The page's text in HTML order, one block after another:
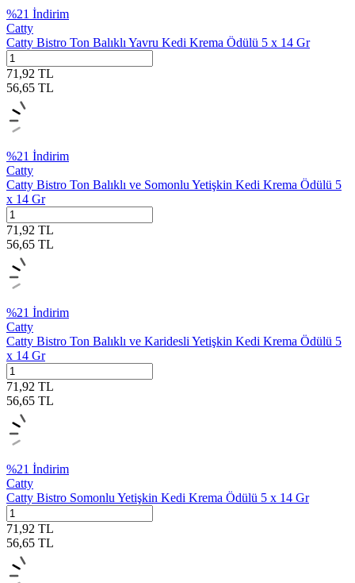
%21 İndirim
Catty
Catty Bistro Ton Balıklı Yavru Kedi Krema Ödülü 5 x 14 Gr
71,92 TL
56,65 TL
%21 İndirim
Catty
Catty Bistro Ton Balıklı ve Somonlu Yetişkin Kedi Krema Ödülü 5
x 14 Gr
71,92 TL
56,65 TL
%21 İndirim
Catty
Catty Bistro Ton Balıklı ve Karidesli Yetişkin Kedi Krema Ödülü 5
x 14 Gr
71,92 TL
56,65 TL
%21 İndirim
Catty
Catty Bistro Somonlu Yetişkin Kedi Krema Ödülü 5 x 14 Gr
71,92 TL
56,65 TL